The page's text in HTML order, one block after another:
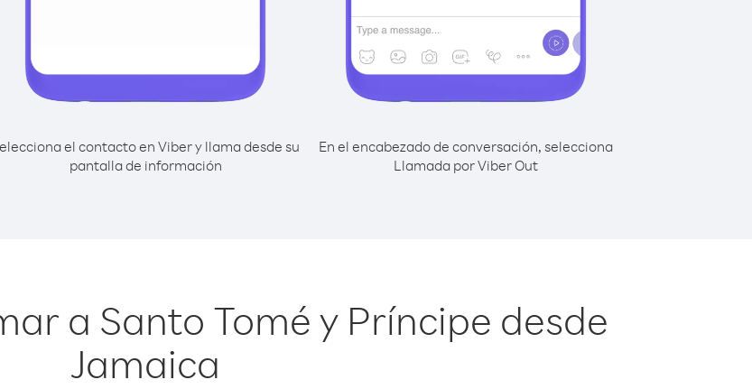
el contacto en Viber y llama desde su
pantalla de información
En el encabezado de conversación, selecciona
Llamada por Viber Out
a Santo Tomé y Príncipe desde
Jamaica